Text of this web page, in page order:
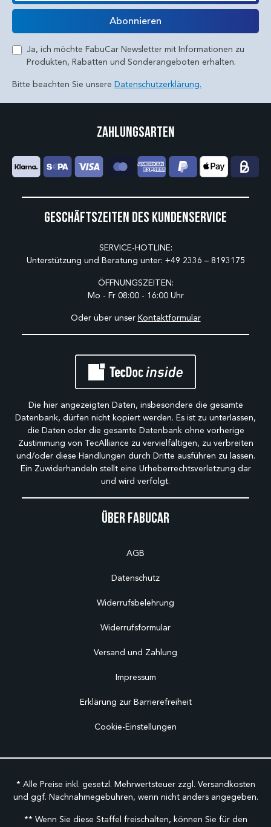
E-Mail
Abonnieren
Ja, ich möchte FabuCar Newsletter mit Informationen zu
Produkten, Rabatten und Sonderangeboten erhalten.
Bitte beachten Sie unsere Datenschutzerklärung.
Über Fabucar
AGB
Datenschutz
Widerrufsbelehrung
Widerrufsformular
Versand und Zahlung
Impressum
Erklärung zur Barrierefreiheit
Cookie-Einstellungen
Geschäftszeiten des Kundenservice
SERVICE-HOTLINE:
Unterstützung und Beratung unter: +49 2336 – 8193175
ÖFFNUNGSZEITEN:
Mo - Fr 08:00 - 16:00 Uhr
Oder über unser Kontaktformular
Zahlungsarten
Die hier angezeigten Daten, insbesondere die gesamte
Datenbank, dürfen nicht kopiert werden. Es ist zu unterlassen,
die Daten oder die gesamte Datenbank ohne vorherige
Zustimmung von TecAlliance zu vervielfältigen, zu verbreiten
und/oder diese Handlungen durch Dritte ausführen zu lassen.
Ein Zuwiderhandeln stellt eine Urheberrechtsverletzung dar
und wird verfolgt.
* Alle Preise inkl. gesetzl. Mehrwertsteuer zzgl. Versandkosten
und ggf. Nachnahmegebühren, wenn nicht anders angegeben.
** Wenn Sie diese Staffel freischalten, können Sie für den